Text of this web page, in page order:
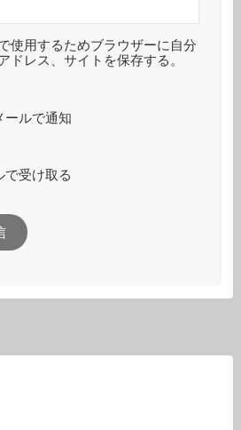
使用するためブラウザーに自分
ドレス、サイトを保存する。
ールで通知
で受け取る